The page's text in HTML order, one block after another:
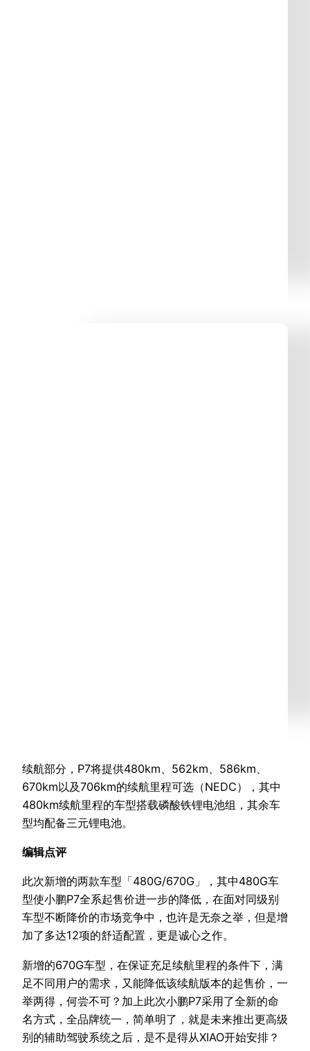
续航部分，P7将提供480km、562km、586km、
670km以及706km的续航里程可选（NEDC），其中
480km续航里程的车型搭载磷酸铁锂电池组，其余车
型均配备三元锂电池。
编辑点评
此次新增的两款车型「480G/670G」，其中480G车
型使小鹏P7全系起售价进一步的降低，在面对同级别
车型不断降价的市场竞争中，也许是无奈之举，但是增
加了多达12项的舒适配置，更是诚心之作。
新增的670G车型，在保证充足续航里程的条件下，满
足不同用户的需求，又能降低该续航版本的起售价，一
举两得，何尝不可？加上此次小鹏P7采用了全新的命
名方式，全品牌统一，简单明了，就是未来推出更高级
别的辅助驾驶系统之后，是不是得从XIAO开始安排？